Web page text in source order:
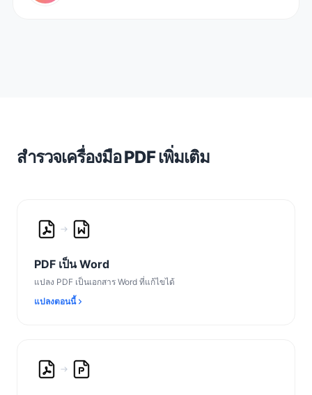
สำรวจเครื่องมือ PDF เพิ่มเติม
PDF เป็น Word
แปลง PDF เป็นเอกสาร Word ที่แก้ไขได้
แปลงตอนนี้